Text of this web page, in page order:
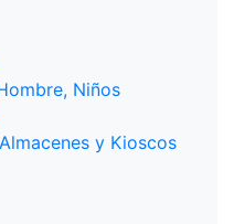
Niños
y Kioscos